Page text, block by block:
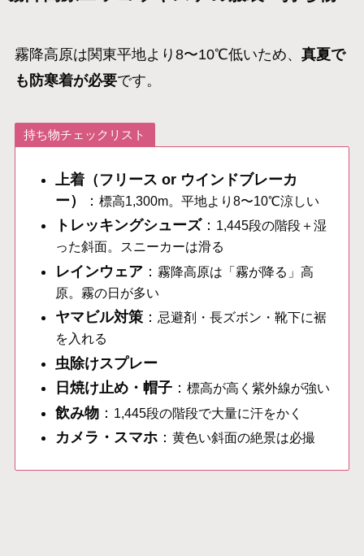
霧降高原は関東平地より8〜10℃低いため、 真夏で
も防寒着が必要です。
持ち物チェックリスト
上着（フリース or ウインドブレーカ
ー）
：標高1,300m。平地より8〜10℃涼しい
トレッキングシューズ： 1,445段の階段＋湿
った斜面。スニーカーは滑る
レインウェア ： 霧降高原は「霧が降る」高
原。霧の日が多い
ヤマビル対策 ：忌避剤・長ズボン・靴下に裾
を入れる
虫除けスプレー
日焼け止め・帽子 ：標高が高く紫外線が強い
飲み物 ： 1,445段の階段で大量に汗をかく
カメラ・スマホ ：黄色い斜面の絶景は必撮